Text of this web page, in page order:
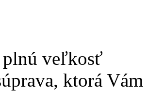
veľkosť
ktorá